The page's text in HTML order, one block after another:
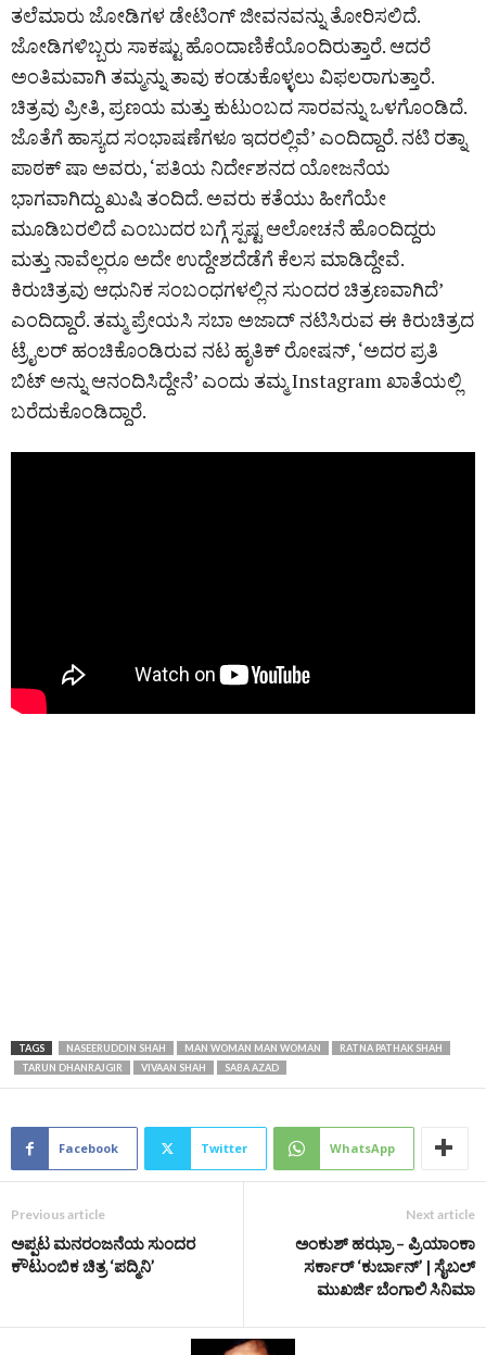
ತಲೆಮಾರು ಜೋಡಿಗಳ ಡೇಟಿಂಗ್ ಜೀವನವನ್ನು ತೋರಿಸಲಿದೆ.
ಜೋಡಿಗಳಿಬ್ಬರು ಸಾಕಷ್ಟು ಹೊಂದಾಣಿಕೆಯೊಂದಿರುತ್ತಾರೆ. ಆದರೆ
ಅಂತಿಮವಾಗಿ ತಮ್ಮನ್ನು ತಾವು ಕಂಡುಕೊಳ್ಳಲು ವಿಫಲರಾಗುತ್ತಾರೆ.
ಚಿತ್ರವು ಪ್ರೀತಿ, ಪ್ರಣಯ ಮತ್ತು ಕುಟುಂಬದ ಸಾರವನ್ನು ಒಳಗೊಂಡಿದೆ.
ಜೊತೆಗೆ ಹಾಸ್ಯದ ಸಂಭಾಷಣೆಗಳೂ ಇದರಲ್ಲಿವೆ’ ಎಂದಿದ್ದಾರೆ. ನಟಿ ರತ್ನಾ
ಪಾಠಕ್ ಷಾ ಅವರು, ‘ಪತಿಯ ನಿರ್ದೇಶನದ ಯೋಜನೆಯ
ಭಾಗವಾಗಿದ್ದು ಖುಷಿ ತಂದಿದೆ. ಅವರು ಕತೆಯು ಹೀಗೆಯೇ
ಮೂಡಿಬರಲಿದೆ ಎಂಬುದರ ಬಗ್ಗೆ ಸ್ಪಷ್ಟ ಆಲೋಚನೆ ಹೊಂದಿದ್ದರು
ಮತ್ತು ನಾವೆಲ್ಲರೂ ಅದೇ ಉದ್ದೇಶದೆಡೆಗೆ ಕೆಲಸ ಮಾಡಿದ್ದೇವೆ.
ಕಿರುಚಿತ್ರವು ಆಧುನಿಕ ಸಂಬಂಧಗಳಲ್ಲಿನ ಸುಂದರ ಚಿತ್ರಣವಾಗಿದೆ’
ಎಂದಿದ್ದಾರೆ. ತಮ್ಮ ಪ್ರೇಯಸಿ ಸಬಾ ಅಜಾದ್‌ ನಟಿಸಿರುವ ಈ ಕಿರುಚಿತ್ರದ
ಟ್ರೈಲರ್‌ ಹಂಚಿಕೊಂಡಿರುವ ನಟ ಹೃತಿಕ್‌ ರೋಷನ್‌, ‘ಅದರ ಪ್ರತಿ
ಬಿಟ್ ಅನ್ನು ಆನಂದಿಸಿದ್ದೇನೆ’ ಎಂದು ತಮ್ಮ Instagram ಖಾತೆಯಲ್ಲಿ
ಬರೆದುಕೊಂಡಿದ್ದಾರೆ.
TAGS NASEERUDDIN SHAH MAN WOMAN MAN WOMAN
RATNA PATHAK SHAH
TARUN DHANRAJGIR
VIVAAN SHAH SABA AZAD
Facebook Twitter WhatsApp
Previous article
ಅಪ್ಪಟ ಮನರಂಜನೆಯ ಸುಂದರ
ಕೌಟುಂಬಿಕ ಚಿತ್ರ ‘ಪದ್ಮಿನಿ’
Next article
ಅಂಕುಶ್ ಹಝ್ರಾ – ಪ್ರಿಯಾಂಕಾ
ಸರ್ಕಾರ್ ‘ಕುರ್ಬಾನ್‌’ | ಸೈಬಲ್‌
ಮುಖರ್ಜಿ ಬೆಂಗಾಲಿ ಸಿನಿಮಾ